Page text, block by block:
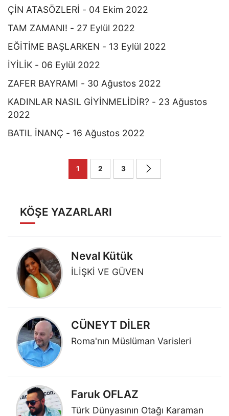
ÇİN ATASÖZLERİ - 04 Ekim 2022
TAM ZAMANI! - 27 Eylül 2022
EĞİTİME BAŞLARKEN - 13 Eylül 2022
İYİLİK - 06 Eylül 2022
ZAFER BAYRAMI - 30 Ağustos 2022
KADINLAR NASIL GİYİNMELİDİR? - 23 Ağustos
2022
BATIL İNANÇ - 16 Ağustos 2022
1 2 3
KÖŞE YAZARLARI
Neval Kütük
İLİŞKİ VE GÜVEN
CÜNEYT DİLER
Roma'nın Müslüman Varisleri
Faruk OFLAZ
Türk Dünyasının Otağı Karaman